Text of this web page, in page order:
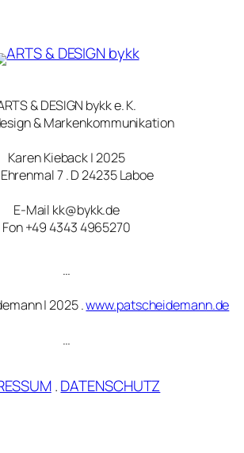
& DESIGN bykk e. K.
& Markenkommunikation
Karen Kieback | 2025
7 . D 24235 Laboe
E-Mail kk@bykk.de
Fon +49 4343 4965270
…
| 2025 .www.patscheidemann.de
…
.DATENSCHUTZ